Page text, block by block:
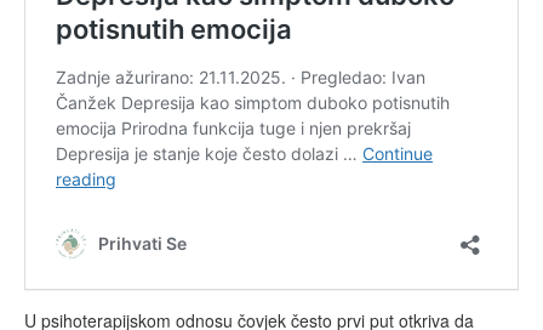
U psihoterapijskom odnosu čovjek često prvi put otkriva da